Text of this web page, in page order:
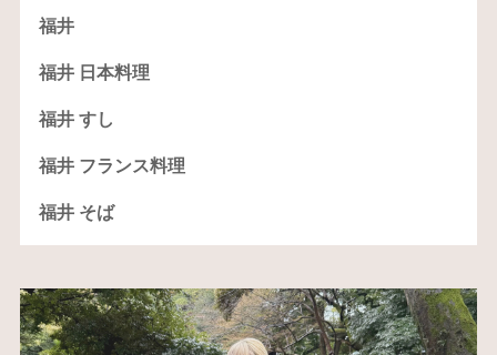
福井
福井 日本料理
福井 すし
福井 フランス料理
福井 そば